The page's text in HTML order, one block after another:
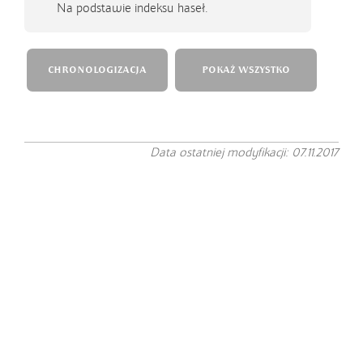
Na podstawie indeksu haseł.
CHRONOLOGIZACJA POKAŻ WSZYSTKO
Data ostatniej modyfikacji: 07.11.2017